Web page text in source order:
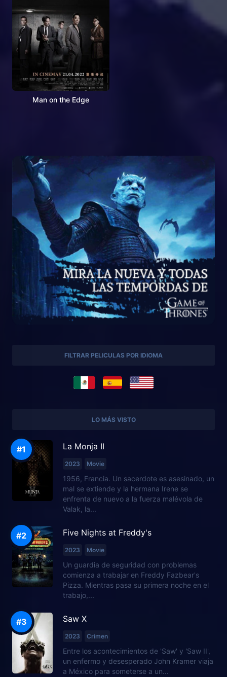
Man on the Edge
FILTRAR PELICULAS POR IDIOMA
LO MÁS VISTO
La Monja II
2023 Movie
1956, Francia. Un sacerdote es asesinado, un
mal se extiende y la hermana Irene se
enfrenta de nuevo a la fuerza malévola de
Valak, la...
Five Nights at Freddy's
2023 Movie
Un guardia de seguridad con problemas
comienza a trabajar en Freddy Fazbear's
Pizza. Mientras pasa su primera noche en el
trabajo,...
Saw X
2023 Crimen
Entre los acontecimientos de 'Saw' y 'Saw II',
un enfermo y desesperado John Kramer viaja
a México para someterse a un...